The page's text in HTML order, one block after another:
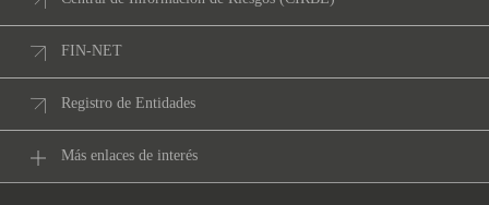
FIN-NET
Registro de Entidades
Más enlaces de interés